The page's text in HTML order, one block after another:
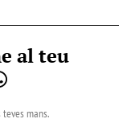
al teu
mans.